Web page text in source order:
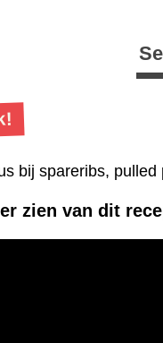
bij spareribs,
zien van dit